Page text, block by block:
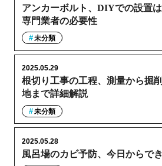
アンカーボルト、DIYでの設置
専門業者の必要性
未分類
根切り工事の工程、測量から掘
地まで詳細解説
2025.05.29
未分類
風呂場のカビ予防、今日からで
2025.05.28